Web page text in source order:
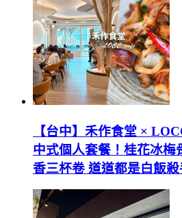
【台中】禾作食堂 ×
中式個人套餐！桂花冰梅
香三杯卷 道道都是白飯殺